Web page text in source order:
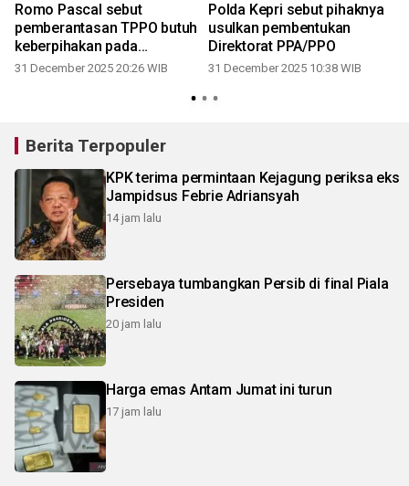
Romo Pascal sebut
pemberantasan TPPO butuh
keberpihakan pada
kemanusiaan
31 December 2025 20:26 WIB
Polda Kepri sebut pihaknya
usulkan pembentukan
Direktorat PPA/PPO
31 December 2025 10:38 WIB
Berita Terpopuler
KPK terima permintaan Kejagung periksa eks
Jampidsus Febrie Adriansyah
14 jam lalu
Persebaya tumbangkan Persib di final Piala
Presiden
20 jam lalu
Harga emas Antam Jumat ini turun
17 jam lalu